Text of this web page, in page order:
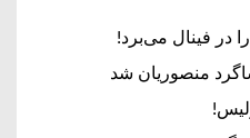
در فینال می‌برد!
منصوریان شد